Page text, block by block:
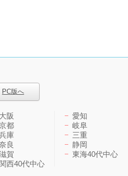
PC版へ
大阪
都
庫
良
賀
関西40代中心
愛知
岐阜
三重
静岡
東海40代中心